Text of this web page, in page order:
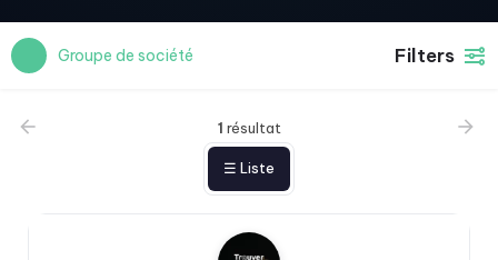
Groupe de société Filters
1 résultat
☰ Liste